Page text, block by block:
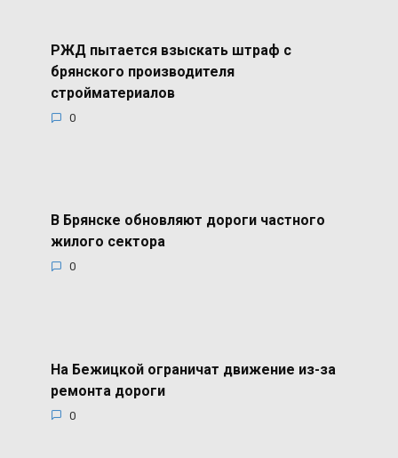
РЖД пытается взыскать штраф с
брянского производителя
стройматериалов
0
В Брянске обновляют дороги частного
жилого сектора
0
На Бежицкой ограничат движение из-за
ремонта дороги
0